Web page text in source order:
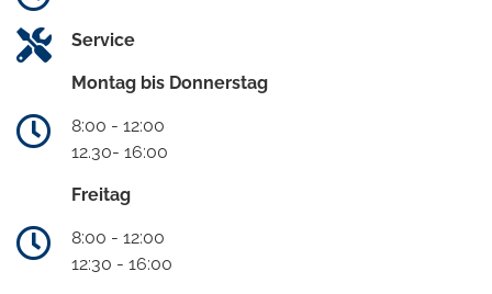
Service
Montag bis Donnerstag
8:00 - 12:00
12.30- 16:00
Freitag
8:00 - 12:00
12:30 - 16:00